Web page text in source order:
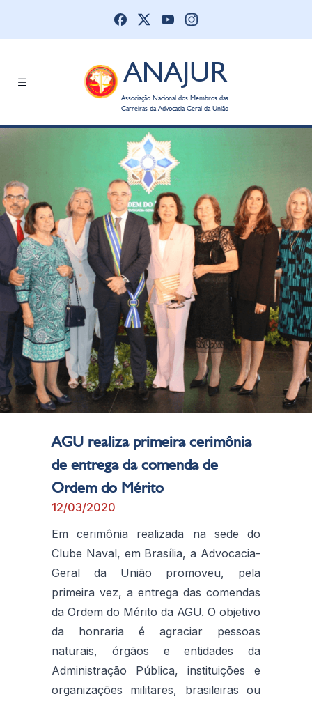
ANAJUR
Associação Nacional dos Membros das
Carreiras da Advocacia-Geral da União
AGU realiza primeira cerimônia
de entrega da comenda de
Ordem do Mérito
12/03/2020
Em cerimônia realizada na sede do
Clube Naval, em Brasília, a Advocacia-
Geral da União promoveu, pela
primeira vez, a entrega das comendas
da Ordem do Mérito da AGU. O objetivo
da honraria é agraciar pessoas
naturais, órgãos e entidades da
Administração Pública, instituições e
organizações militares, brasileiras ou